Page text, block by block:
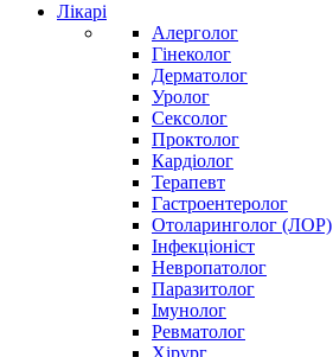
Лікарі
Алерголог
Гінеколог
Дерматолог
Уролог
Сексолог
Проктолог
Кардіолог
Терапевт
Гастроентеролог
Отоларинголог (ЛОР)
Інфекціоніст
Невропатолог
Паразитолог
Імунолог
Ревматолог